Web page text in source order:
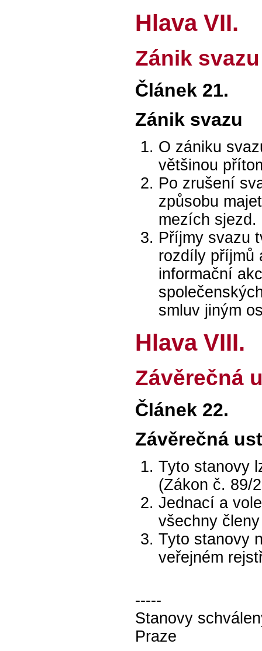
Hlava VII.
Zánik svazu
Článek 21.
Zánik svazu
O zániku
většinou
Po zrušení
způsobu
mezích sjezd.
Příjmy svazu
rozdíly příjmů
informační
smluv jiným
Hlava VIII.
Závěrečná
Článek 22.
Závěrečná
Tyto stanovy
(Zákon č. 89/
Jednací a
všechny
Tyto stanovy
veřejném
-----
Stanovy
Praze